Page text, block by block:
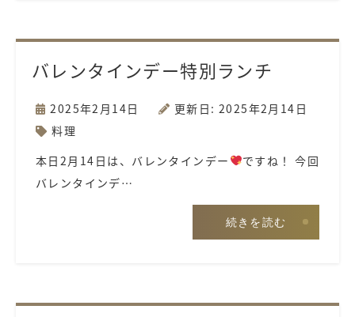
バレンタインデー特別ランチ
2025年2月14日
更新日: 2025年2月14日
料理
本日2月14日は、バレンタインデー
ですね！ 今回
バレンタインデ…
続きを読む